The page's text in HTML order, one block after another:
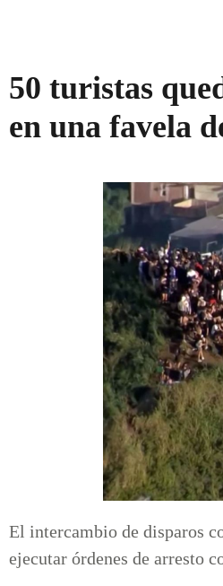
50 turistas
en una favela
El intercambio de disparos
ejecutar órdenes de arresto